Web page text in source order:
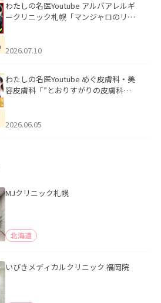
わたしの名医Youtube アルバアレルギ
ークリニック札幌「マンジャロのリア
た。
2026.07.10
わたしの名医Youtube めぐ皮膚科・美
容皮膚科「”とおりすがりの皮膚科
2026.06.05
MJクリニック札幌
北海道
いびきメディカルクリニック 福岡院